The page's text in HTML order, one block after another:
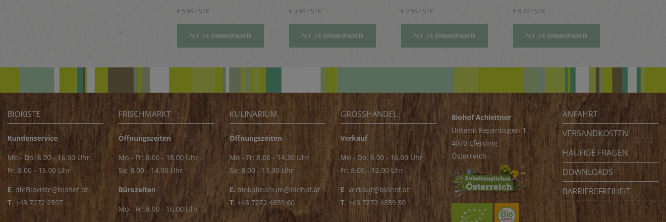
€ 5,99 / STK
AUF DIE EINKAUFSLISTE
€ 3,99 / STK
AUF DIE EINKAUFSLISTE
€ 2,99 / STK
AUF DIE EINKAUFSLISTE
€ 8,29 / STK
AUF DIE EINKAUFSLISTE
BIOKISTE
Kundenservice
Mo - Do: 8.00 - 16.00 Uhr
Fr: 8.00 - 15.00 Uhr
E. dieBiokiste@biohof.at
T. +43 7272 2597
FRISCHMARKT
Öffnungszeiten
Mo - Fr: 8.00 - 18.00 Uhr
Sa: 8.00 - 14.00 Uhr
Bürozeiten
Mo - Fr: 8.00 - 16.00 Uhr
KULINARIUM
Öffnungszeiten
Mo - Fr: 8.00 - 14.30 Uhr
Sa: 8.00 - 13.30 Uhr
E. biokulinarium@biohof.at
T. +43 7272 4859 60
GROSSHANDEL
Verkauf
Mo - Do: 8.00 - 16.00 Uhr
Fr: 8.00 - 12.00 Uhr
E. verkauf@biohof.at
T. +43 7272 4859 50
Biohof Achleitner
Unterm Regenbogen 1
4070 Eferding
Österreich
ANFAHRT
VERSANDKOSTEN
HÄUFIGE FRAGEN
DOWNLOADS
BARRIEREFREIHEIT